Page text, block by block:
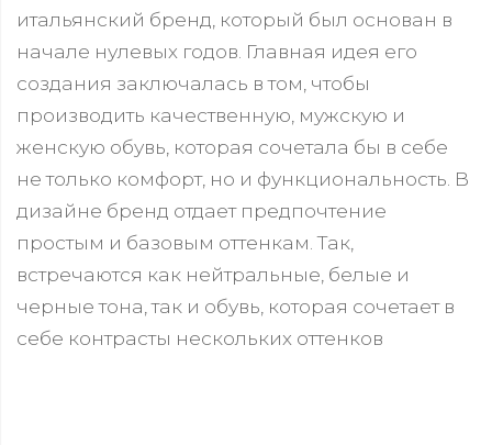
итальянский бренд, который был основан в
начале нулевых годов. Главная идея его
создания заключалась в том, чтобы
производить качественную, мужскую и
женскую обувь, которая сочетала бы в себе
не только комфорт, но и функциональность. В
дизайне бренд отдает предпочтение
простым и базовым оттенкам. Так,
встречаются как нейтральные, белые и
черные тона, так и обувь, которая сочетает в
себе контрасты нескольких оттенков